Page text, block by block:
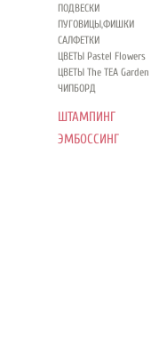
ПОДВЕСКИ
ПУГОВИЦЫ,ФИШКИ
САЛФЕТКИ
ЦВЕТЫ Pastel Flowers
ЦВЕТЫ The TEA Garden
ЧИПБОРД
ШТАМПИНГ
ЭМБОССИНГ